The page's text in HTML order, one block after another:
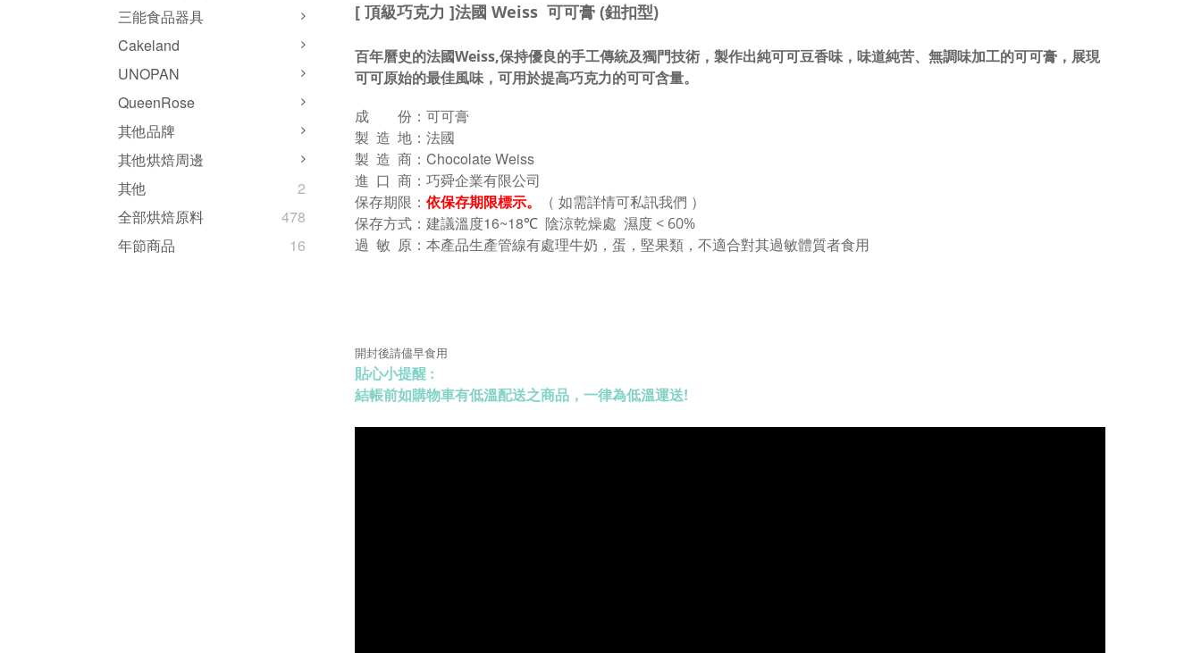
三能食品器具
Cakeland
UNOPAN
QueenRose
其他品牌
其他烘焙周邊
其他
2
全部烘焙原料
478
年節商品
16
[ 頂級巧克力 ]法國 Weiss 可可膏 (鈕扣型)
百年曆史的法國Weiss,保持優良的手工傳統及獨門技術，製作出純可可豆香味，味道純苦、無調味加工的可可膏，展現
可可原始的最佳風味，可用於提高巧克力的可可含量。
成 份：可可膏
製 造 地：法國
製 造 商：Chocolate Weiss
進 口 商：巧舜企業有限公司
保存期限： 依保存期限標示。
（ 如需詳情可私訊我們 ）
保存方式 ：建議溫度16~18℃ 陰涼乾燥處 濕度 < 60%
過 敏 原：本產品生產管線有處理牛奶，蛋 ，堅果類 ， 不適合對其過敏體質者食用
開封後請儘早食用
貼心小提醒 :
結帳前如購物車有低溫配送之商品，一律為低溫運送!